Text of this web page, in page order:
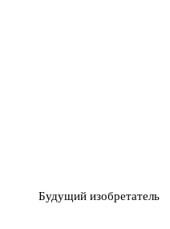
Будущий изобретатель